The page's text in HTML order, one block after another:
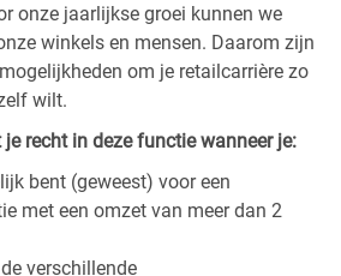
onze jaarlijkse groei kunnen we
winkels en mensen. Daarom zijn
om je retailcarrière zo
wilt.
recht in deze functie wanneer je:
bent (geweest) voor een
met een omzet van meer dan 2
verschillende